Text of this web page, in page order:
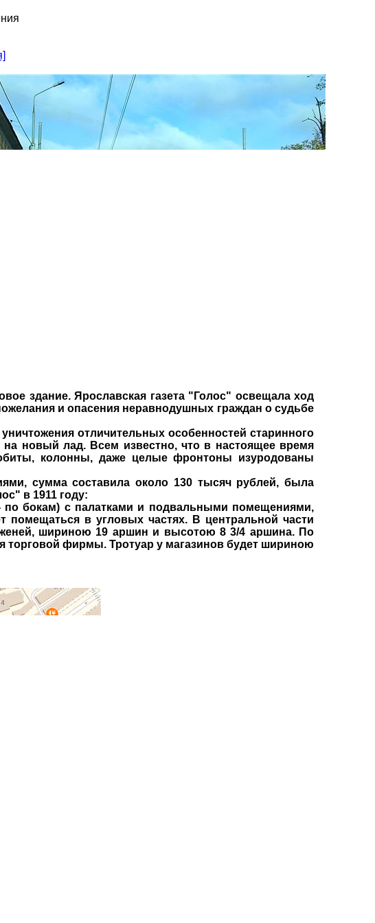
здание. Ярославская газета "Голос" освещала ход
и опасения неравнодушных граждан о судьбе
отличительных особенностей старинного
новый лад. Всем известно, что в настоящее время
колонны, даже целые фронтоны изуродованы
сумма составила около 130 тысяч рублей, была
в 1911 году:
бокам) с палатками и подвальными помещениями,
помещаться в угловых частях. В центральной части
шириною 19 аршин и высотою 8 3/4 аршина. По
торговой фирмы. Тротуар у магазинов будет шириною